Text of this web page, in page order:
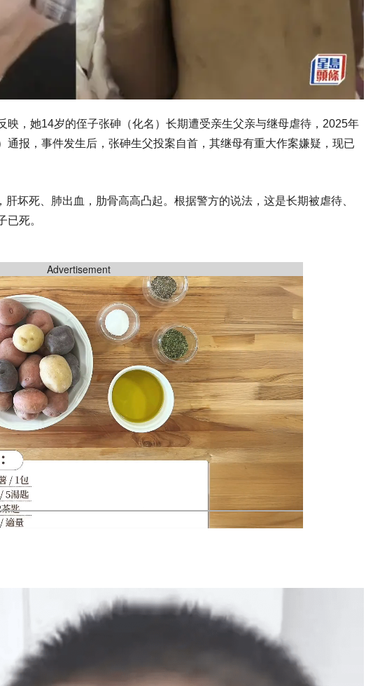
映，她14岁的侄子张砷（化名）长期遭受亲生父亲与继母虐待，2025年
通报，事件发生后，张砷生父投案自首，其继母有重大作案嫌疑，现已
坏死、肺出血，肋骨高高凸起。根据警方的说法，这是长期被虐待、
已死。
Advertisement